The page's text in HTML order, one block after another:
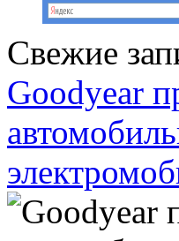
Свежие
Goodyear